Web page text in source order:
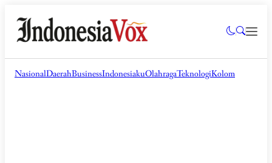
NasionalDaerahBusinessIndonesiakuOlahragaTeknologiKolom